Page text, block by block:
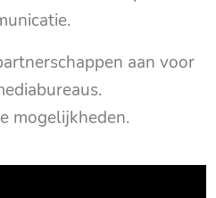
aan voor
mogelijkheden.